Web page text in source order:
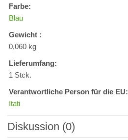
Farbe:
Blau
Gewicht :
0,060 kg
Lieferumfang:
1 Stck.
Verantwortliche Person für die EU:
Itati
Diskussion (0)